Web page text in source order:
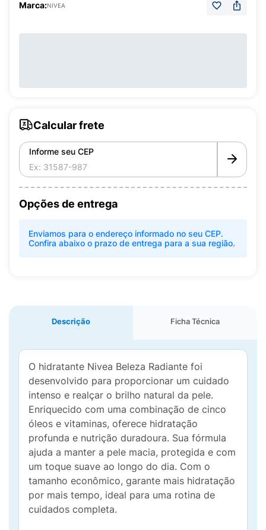
Marca:NIVEA
Calcular frete
Informe seu CEP
Opções de entrega
Enviamos para o endereço informado no seu CEP.
Confira abaixo o prazo de entrega para a sua região.
Descrição Ficha Técnica
O hidratante Nivea Beleza Radiante foi
desenvolvido para proporcionar um cuidado
intenso e realçar o brilho natural da pele.
Enriquecido com uma combinação de cinco
óleos e vitaminas, oferece hidratação
profunda e nutrição duradoura. Sua fórmula
ajuda a manter a pele macia, protegida e com
um toque suave ao longo do dia. Com o
tamanho econômico, garante mais hidratação
por mais tempo, ideal para uma rotina de
cuidados completa.